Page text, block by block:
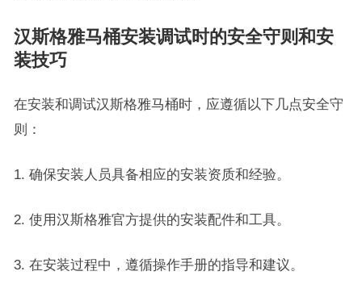
汉斯格雅马桶安装调试时的安全守则和安
装技巧
在安装和调试汉斯格雅马桶时，应遵循以下几点安全守
则：
1. 确保安装人员具备相应的安装资质和经验。
2. 使用汉斯格雅官方提供的安装配件和工具。
3. 在安装过程中，遵循操作手册的指导和建议。